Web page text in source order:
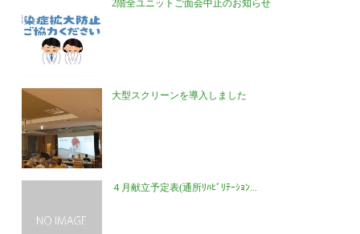
2階全ユニットご面会中止のお知らせ
大型スクリーンを導入しました
４月献立予定表(通所ﾘﾊﾋﾞﾘﾃｰｼｮﾝ...